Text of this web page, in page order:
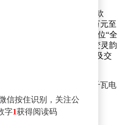
举行新品发布会，旗下首款
售，预售补贴价为21.99万元至
数字化高端架构打造，定位“全
能静音增程系统、磁流变灵韵
预计第二季度内完成上市及交
版车型搭载最大功率159千瓦电
公里两种续航选择。
信按住识别，关注公
字1获得阅读码